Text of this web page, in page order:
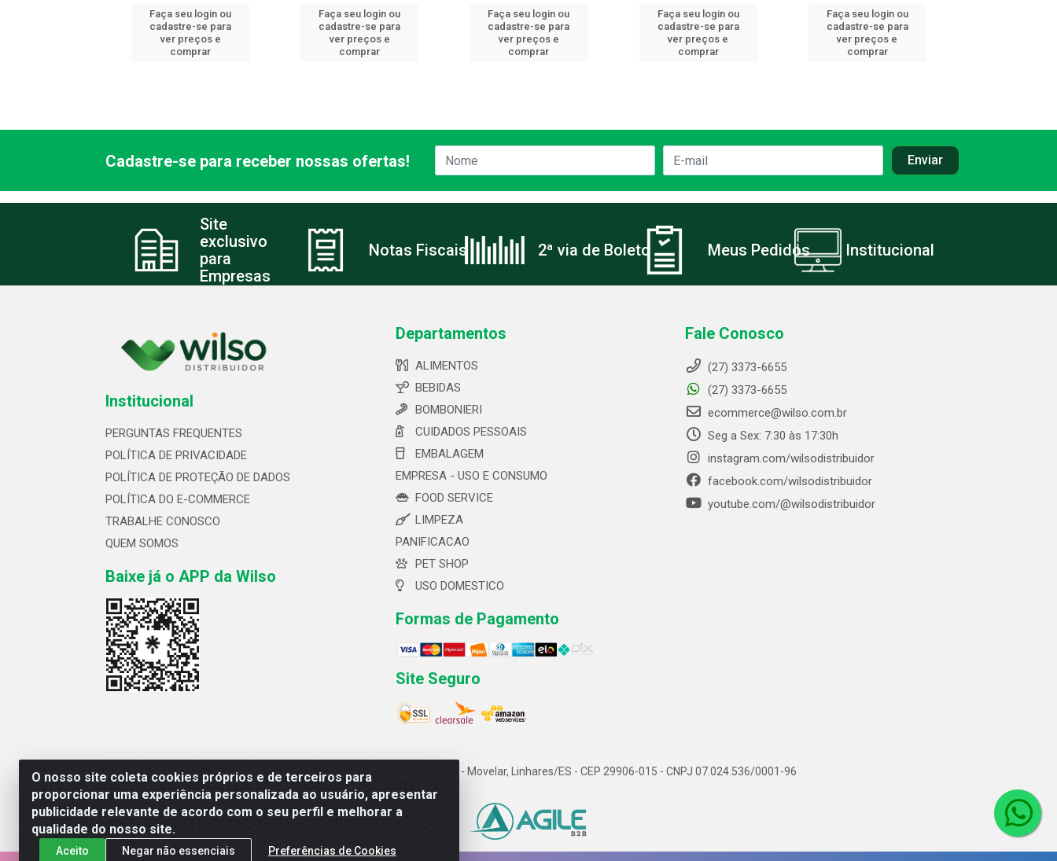
Faça seu login ou
cadastre-se para
ver preços e
comprar
Faça seu login ou
cadastre-se para
ver preços e
comprar
Faça seu login ou
cadastre-se para
ver preços e
comprar
Faça seu login ou
cadastre-se para
ver preços e
comprar
Faça seu login ou
cadastre-se para
ver preços e
comprar
O nosso site coleta cookies próprios e de terceiros para
proporcionar uma experiência personalizada ao usuário, apresentar
publicidade relevante de acordo com o seu perfil e melhorar a
qualidade do nosso site.
Aceito Negar não essenciais Preferências de Cookies
Cadastre-se para receber nossas ofertas!
Site
exclusivo
para
Empresas
Notas Fiscais 2ª via de Boleto Meus Pedidos Institucional
Institucional
PERGUNTAS FREQUENTES
POLÍTICA DE PRIVACIDADE
POLÍTICA DE PROTEÇÃO DE DADOS
POLÍTICA DO E-COMMERCE
TRABALHE CONOSCO
QUEM SOMOS
Baixe já o APP da Wilso
Departamentos
ALIMENTOS
BEBIDAS
BOMBONIERI
CUIDADOS PESSOAIS
EMBALAGEM
EMPRESA - USO E CONSUMO
FOOD SERVICE
LIMPEZA
PANIFICACAO
PET SHOP
USO DOMESTICO
Formas de Pagamento
Site Seguro
Fale Conosco
(27) 3373-6655
(27) 3373-6655
ecommerce@wilso.com.br
Seg a Sex: 7:30 às 17:30h
instagram.com/wilsodistribuidor
facebook.com/wilsodistribuidor
youtube.com/@wilsodistribuidor
Wilso Distribuidor ltda- Av. Cerejeira, 699 - Movelar, Linhares/ES - CEP 29906-015 - CNPJ 07.024.536/0001-96